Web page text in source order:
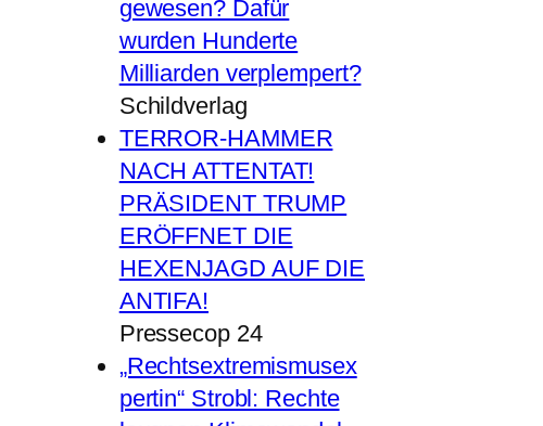
gewesen? Dafür
wurden Hunderte
Milliarden verplempert?
Schildverlag
TERROR-HAMMER
NACH ATTENTAT!
PRÄSIDENT TRUMP
ERÖFFNET DIE
HEXENJAGD AUF DIE
ANTIFA!
Pressecop 24
„Rechtsextremismusex
pertin“ Strobl: Rechte